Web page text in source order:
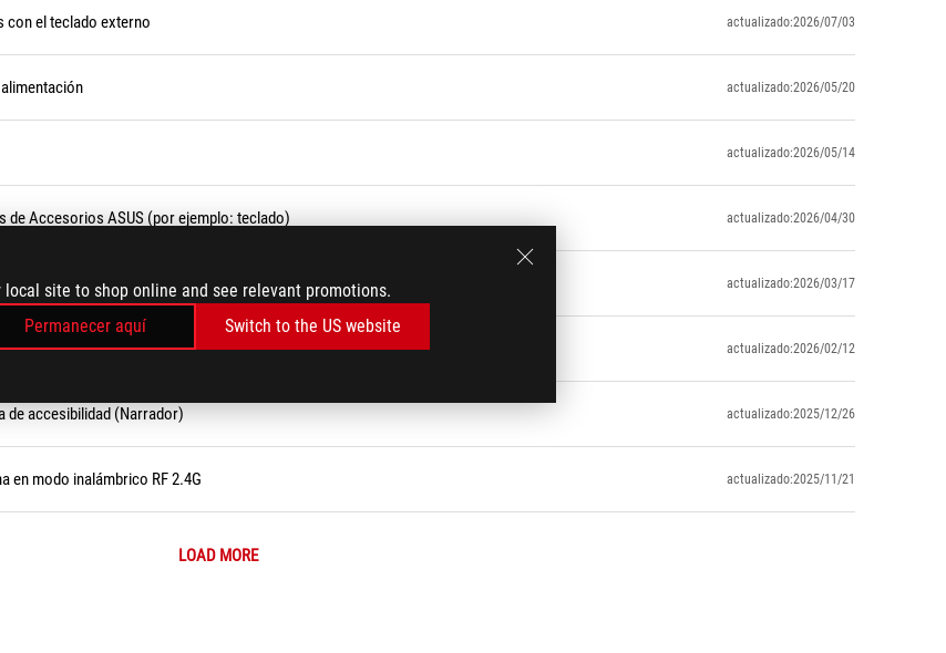
local site to shop online and see relevant promotions.
Permanecer aquí
Switch to the US website
con el teclado externo actualizado:2026/07/03
actualizado:2026/05/20
actualizado:2026/05/14
Accesorios ASUS (por ejemplo: teclado) actualizado:2026/04/30
actualizado:2026/03/17
actualizado:2026/02/12
de accesibilidad (Narrador) actualizado:2025/12/26
en modo inalámbrico RF 2.4G actualizado:2025/11/21
LOAD MORE